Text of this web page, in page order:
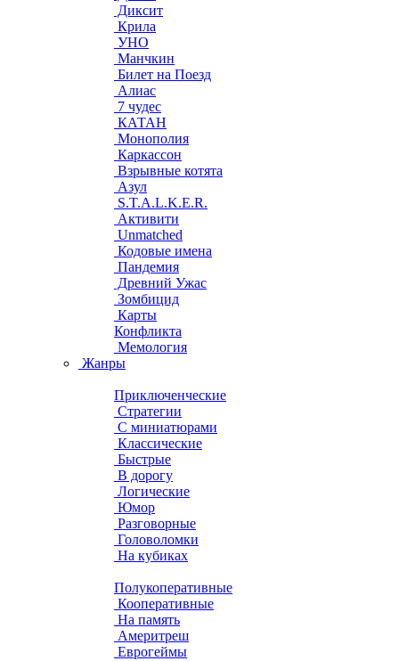
Диксит
Крила
УНО
Манчкин
Билет на Поезд
Алиас
7 чудес
КАТАН
Монополия
Каркассон
Взрывные котята
Азул
S.T.A.L.K.E.R.
Активити
Unmatched
Кодовые имена
Пандемия
Древний Ужас
Зомбицид
Карты
Конфликта
Мемология
Жанры
Приключенческие
Стратегии
С миниатюрами
Классические
Быстрые
В дорогу
Логические
Юмор
Разговорные
Головоломки
На кубиках
Полукоперативные
Кооперативные
На память
Америтреш
Еврогеймы